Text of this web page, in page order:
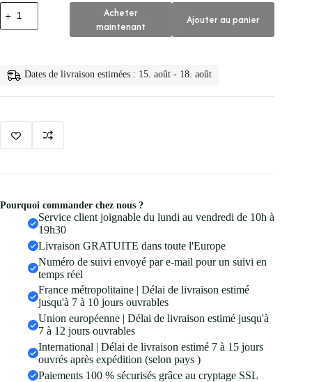
quantité
de
🧴
Lotion
Acheter
maintenant
Ajouter au panier
Dates de livraison estimées : 15. août - 18. août
Pourquoi commander chez nous ?
Service client joignable du lundi au vendredi de 10h à
19h30
Livraison GRATUITE dans toute l'Europe
Numéro de suivi envoyé par e-mail pour un suivi en
temps réel
France métropolitaine | Délai de livraison estimé
jusqu'à 7 à 10 jours ouvrables
Union européenne | Délai de livraison estimé jusqu'à
7 à 12 jours ouvrables
International | Délai de livraison estimé 7 à 15 jours
ouvrés après expédition (selon pays )
Paiements 100 % sécurisés grâce au cryptage SSL